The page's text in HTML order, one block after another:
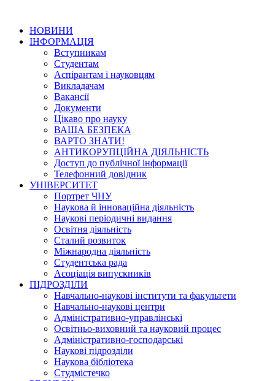
НОВИНИ
ІНФОРМАЦІЯ
Вступникам
Студентам
Аспірантам і науковцям
Викладачам
Вакансії
Документи
Цікаво про науку
ВАША БЕЗПЕКА
ВАРТО ЗНАТИ!
АНТИКОРУПЦІЙНА ДІЯЛЬНІСТЬ
Доступ до публічної інформації
Телефонний довідник
УНІВЕРСИТЕТ
Портрет ЧНУ
Наукова й інноваційна діяльність
Наукові періодичні видання
Освітня діяльність
Сталий розвиток
Міжнародна діяльність
Студентська рада
Асоціація випускників
ПІДРОЗДІЛИ
Навчально-наукові інститути та факультети
Навчально-наукові центри
Адміністративно-управлінські
Освітньо-виховний та науковий процес
Адміністративно-господарські
Наукові підрозділи
Наукова бібліотека
Студмістечко